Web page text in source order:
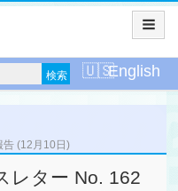
English
告 (12月10日)
レター No. 162